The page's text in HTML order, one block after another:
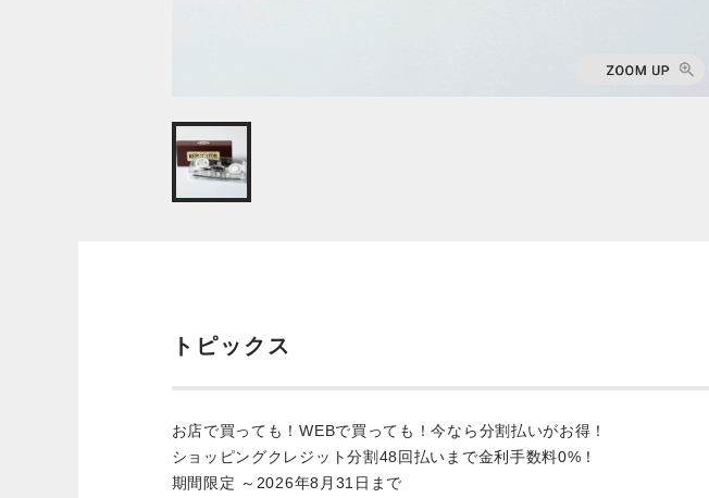
トピックス
お店で買っても！WEBで買っても！今なら分割払いがお得！
ショッピングクレジット分割48回払いまで金利手数料0%！
期間限定 ～2026年8月31日まで